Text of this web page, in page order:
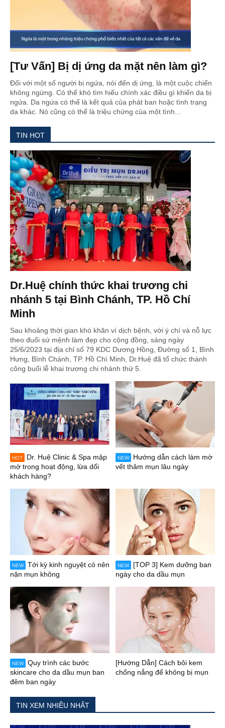
[Tư Vấn] Bị dị ứng da mặt nên làm gì?
Đối với một số người bị ngứa, nói đến dị ứng, là một cuộc chiến
không ngừng. Có thể khó tìm hiểu chính xác điều gì khiến da bị
ngứa. Da ngứa có thể là kết quả của phát ban hoặc tình trạng
da khác. Nó cũng có thể là triệu chứng của một tình...
TIN HOT
Dr.Huệ chính thức khai trương chi
nhánh 5 tại Bình Chánh, TP. Hồ Chí
Minh
Sau khoảng thời gian khó khăn vì dịch bệnh, với ý chí và nỗ lực
theo đuổi sứ mệnh làm đẹp cho cộng đồng, sáng ngày
25/6/2023 tại địa chỉ số 79 KDC Dương Hồng, Đường số 1, Bình
Hưng, Bình Chánh, TP. Hồ Chí Minh, Dr.Huệ đã tổ chức thành
công buổi lễ khai trương chi nhánh thứ 5.
HOT
Dr. Huệ Clinic & Spa mập
mờ trong hoạt động, lừa dối
khách hàng?
NEW
Hướng dẫn cách làm mờ
vết thâm mụn lâu ngày
NEW
Tới kỳ kinh nguyệt có nên
nặn mụn không
NEW
[TOP 3] Kem dưỡng ban
ngày cho da dầu mụn
NEW
Quy trình các bước
skincare cho da dầu mụn ban
đêm ban ngày
[Hướng Dẫn] Cách bôi kem
chống nắng để không bị mụn
TIN XEM NHIỀU NHẤT